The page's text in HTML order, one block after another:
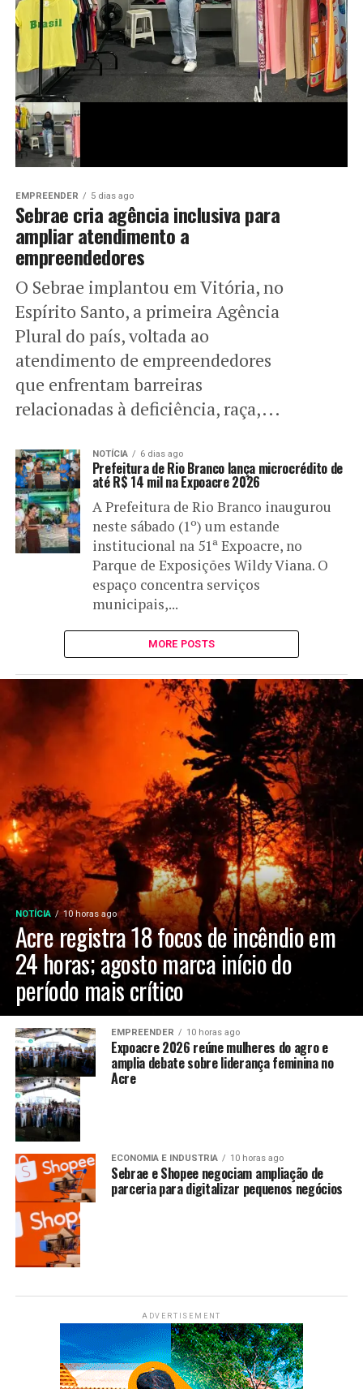
EMPREENDER 5 dias ago
Sebrae cria agência inclusiva para
ampliar atendimento a
empreendedores
O Sebrae implantou em Vitória, no
Espírito Santo, a primeira Agência
Plural do país, voltada ao
atendimento de empreendedores
que enfrentam barreiras
relacionadas à deficiência, raça,...
NOTÍCIA 6 dias ago
Prefeitura de Rio Branco lança microcrédito de
até R$ 14 mil na Expoacre 2026
A Prefeitura de Rio Branco inaugurou
neste sábado (1º) um estande
institucional na 51ª Expoacre, no
Parque de Exposições Wildy Viana. O
espaço concentra serviços
municipais,...
MORE POSTS
NOTÍCIA 10 horas ago
Acre registra 18 focos de incêndio em
24 horas; agosto marca início do
período mais crítico
EMPREENDER 10 horas ago
Expoacre 2026 reúne mulheres do agro e
amplia debate sobre liderança feminina no
Acre
ECONOMIA E INDUSTRIA 10 horas ago
Sebrae e Shopee negociam ampliação de
parceria para digitalizar pequenos negócios
ADVERTISEMENT